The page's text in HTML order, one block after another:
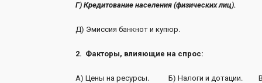
Г) Кредитование населения (физических лиц).
Д) Эмиссия банкнот и купюр.
2. Факторы, влияющие на спрос:
А) Цены на ресурсы. Б) Налоги и дотации. В)